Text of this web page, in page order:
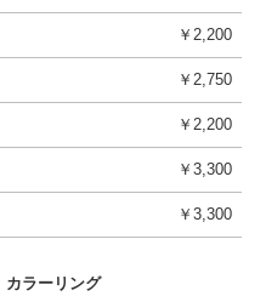
￥2,200
￥2,750
￥2,200
￥3,300
￥3,300
カラーリング